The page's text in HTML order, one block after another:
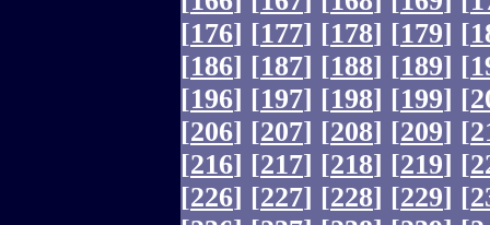
[176] [177] [178] [179] [
[186] [187] [188] [189] [
[196] [197] [198] [199] [
[206] [207] [208] [209] [
[216] [217] [218] [219] [
[226] [227] [228] [229] [